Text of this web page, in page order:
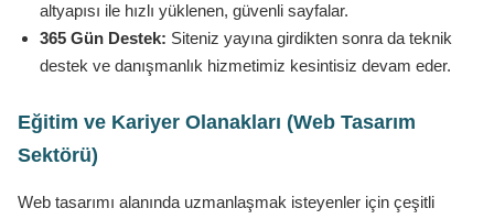
altyapısı ile hızlı yüklenen, güvenli sayfalar.
365 Gün Destek: Siteniz yayına girdikten sonra da teknik
destek ve danışmanlık hizmetimiz kesintisiz devam eder.
Eğitim ve Kariyer Olanakları (Web Tasarım
Sektörü)
Web tasarımı alanında uzmanlaşmak isteyenler için çeşitli